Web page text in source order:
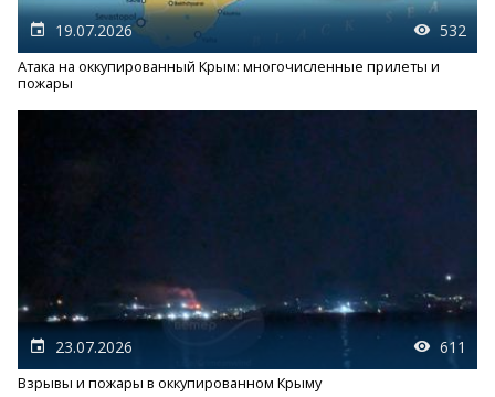
19.07.2026 532
Атака на оккупированный Крым: многочисленные прилеты и
пожары
23.07.2026 611
Взрывы и пожары в оккупированном Крыму